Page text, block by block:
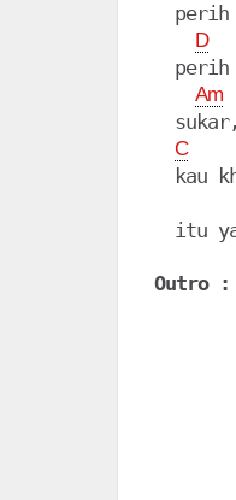
perih
D
perih
Am
C
kau
itu
Outro :